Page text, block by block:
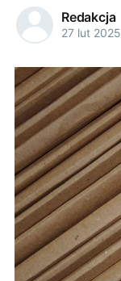
Redakcja
27 lut 2025